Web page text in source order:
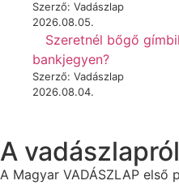
Szerző: Vadászlap
2026.08.05.
Szeretnél bőgő
bankjegyen?
Szerző: Vadászlap
2026.08.04.
A vadászlapról
A Magyar VADÁSZLAP első